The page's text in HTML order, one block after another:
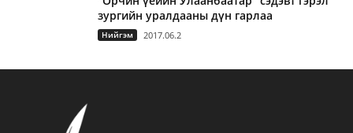
зургийн уралдааны дүн гарлаа
Нийгэм 2017.06.2